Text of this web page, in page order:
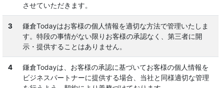
させていただきます。
3
鎌倉Todayはお客様の個人情報を適切な方法で管理いたしま
す。特段の事情がない限りお客様の承認なく、第三者に開
示・提供することはありません。
4
鎌倉Todayは、お客様の承認に基づいてお客様の個人情報を
ビジネスパートナーに提供する場合、当社と同様適切な管理